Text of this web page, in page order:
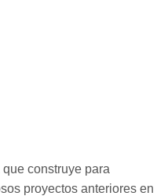
construye para
proyectos anteriores en